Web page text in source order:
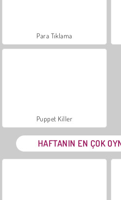
Para Tıklama
Puppet Killer
HAFTANIN EN ÇOK